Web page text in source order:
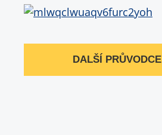
DALŠÍ PRŮVODCE